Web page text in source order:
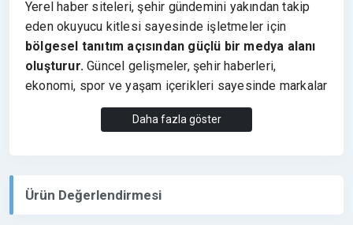
Yerel haber siteleri, şehir gündemini yakından takip
eden okuyucu kitlesi sayesinde işletmeler için
bölgesel tanıtım açısından güçlü bir medya alanı
oluşturur. Güncel gelişmeler, şehir haberleri,
ekonomi, spor ve yaşam içerikleri sayesinde markalar
bulundukları bölgede daha fazla görünürlük elde
bölgedeki haberleri takip eden geniş bir okuyucu
Daha fazla göster
Ürün Değerlendirmesi